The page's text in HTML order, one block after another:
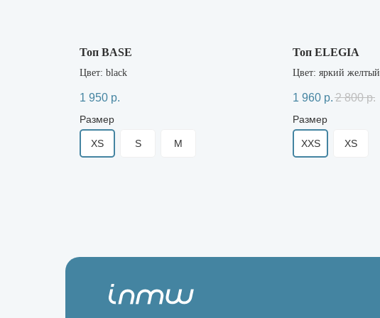
Топ BASE
Цвет: black
1 950 р.
Размер
XS S M
Топ ELEGIA
Цвет: яркий желтый
1 960 р. 2 800 р.
Размер
XXS XS